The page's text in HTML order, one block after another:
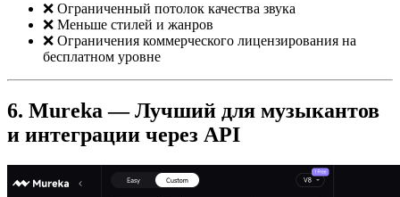
❌ Ограниченный потолок качества звука
❌ Меньше стилей и жанров
❌ Ограничения коммерческого лицензирования на
бесплатном уровне
6. Mureka — Лучший для музыкантов
и интеграции через API